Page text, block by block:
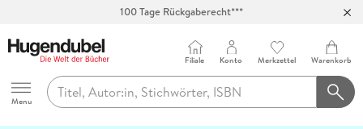
100 Tage Rückgaberecht***
Hugendubel
Menu
Filiale Konto Merkzettel Warenkorb